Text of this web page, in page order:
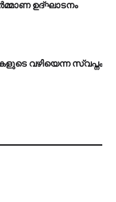
ഉദ്ഘാടനം
വഴിയെന്ന സ്വപ്നം